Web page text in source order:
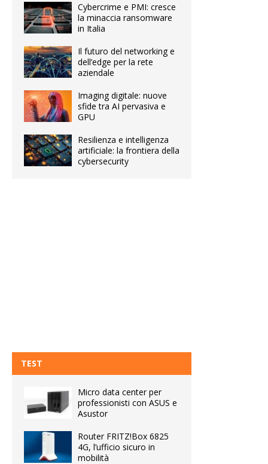
Cybercrime e PMI: cresce
la minaccia ransomware
in Italia
Il futuro del networking e
dell’edge per la rete
aziendale
Imaging digitale: nuove
sfide tra AI pervasiva e
GPU
Resilienza e intelligenza
artificiale: la frontiera della
cybersecurity
TEST
Micro data center per
professionisti con ASUS e
Asustor
Router FRITZ!Box 6825
4G, l’ufficio sicuro in
mobilità